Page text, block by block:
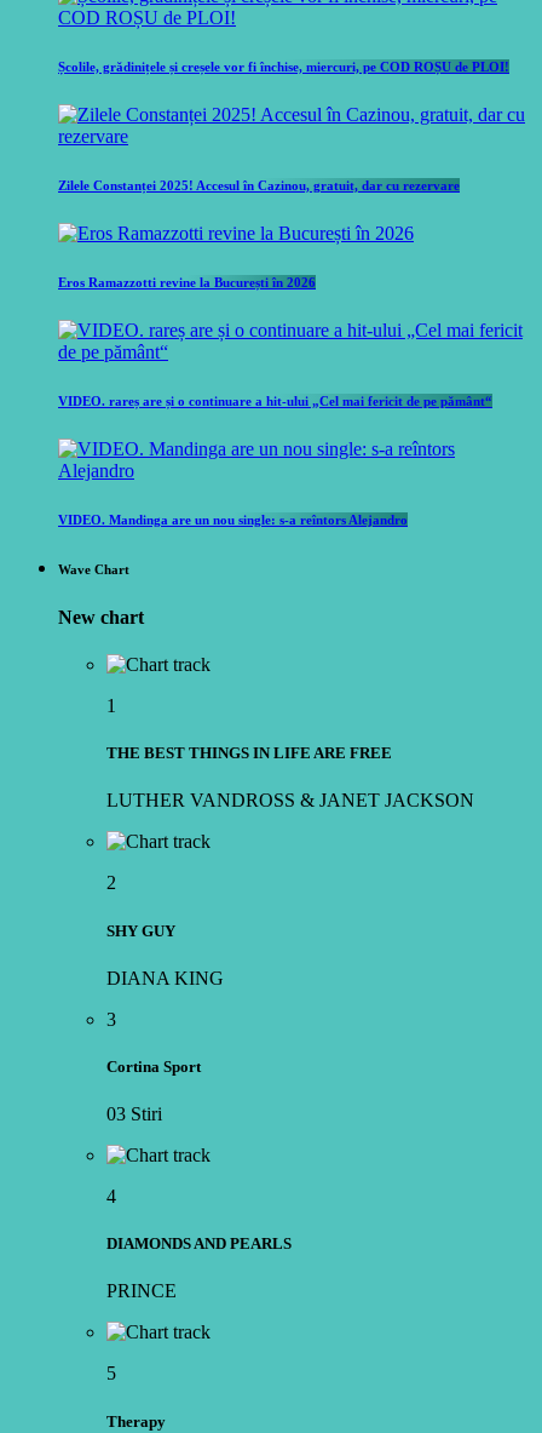
Școlile, grădinițele și creșele vor fi închise, miercuri, pe COD ROȘU de PLOI!
Zilele Constanței 2025! Accesul în Cazinou, gratuit, dar cu rezervare
Eros Ramazzotti revine la București în 2026
VIDEO. rareș are și o continuare a hit-ului „Cel mai fericit de pe pământ“
VIDEO. Mandinga are un nou single: s-a reîntors Alejandro
Wave Chart
New chart
1
THE BEST THINGS IN LIFE ARE FREE
LUTHER VANDROSS & JANET JACKSON
2
SHY GUY
DIANA KING
3
Cortina Sport
03 Stiri
4
DIAMONDS AND PEARLS
PRINCE
5
Therapy